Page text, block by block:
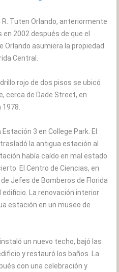
R. Tuten Orlando, anteriormente
2002 después de que el
Orlando asumiera la propiedad
Central.
rojo de dos pisos se ubicó
cerca de Dade Street, en
3 en College Park. El
la antigua estación al
había caído en mal estado
El Centro de Ciencias, en
Jefes de Bomberos de Florida
La renovación interior
estación en un museo de
un nuevo techo, bajó las
y restauró los baños. La
con una celebración y